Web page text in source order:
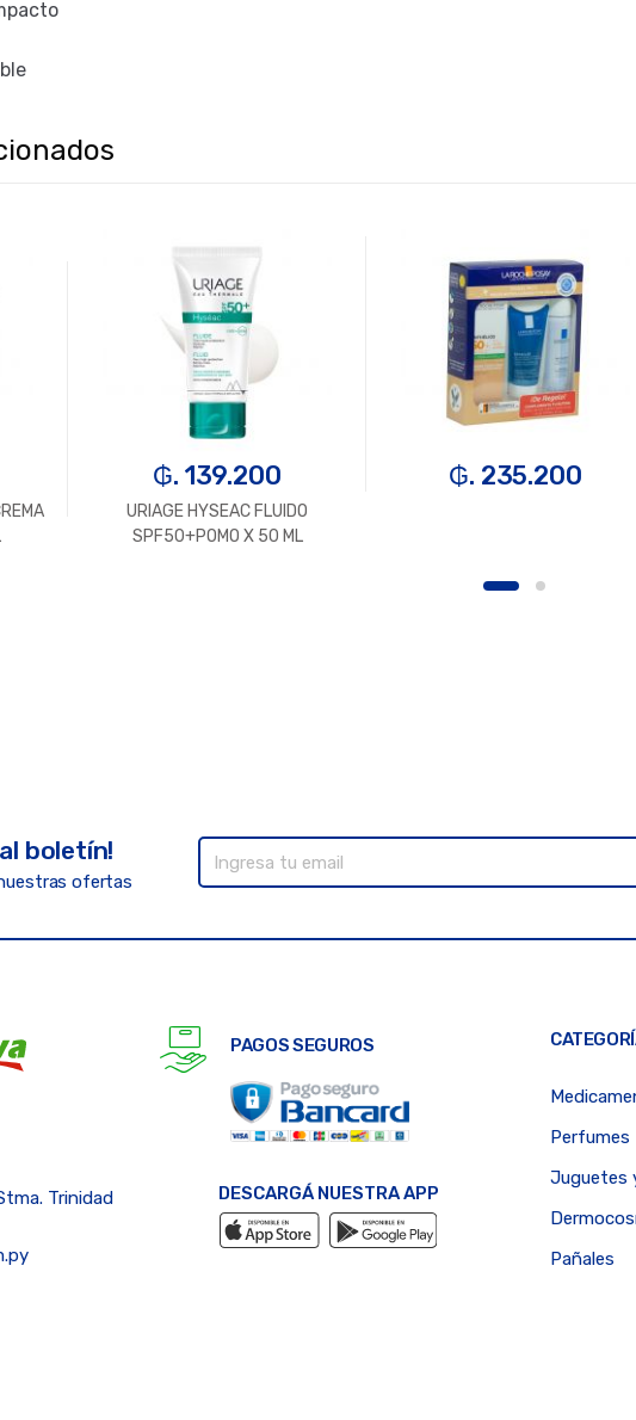
₲. 139.200
URIAGE HYSEAC FLUIDO
SPF50+POMO X 50 ML
₲. 235.200
boletín!
ofertas
Trinidad
PAGOS SEGUROS
DESCARGÁ NUESTRA APP
Perfumes
Juguetes
Pañales